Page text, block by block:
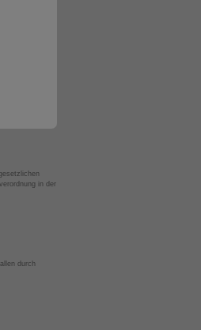
in der
durch